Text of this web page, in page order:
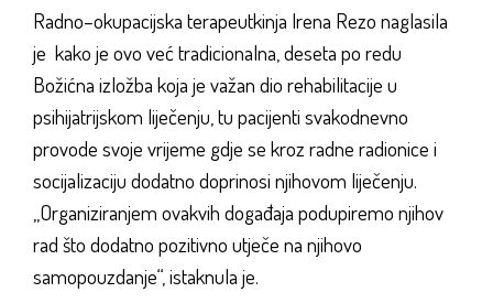
Radno–okupacijska terapeutkinja Irena Rezo naglasila
je kako je ovo već tradicionalna, deseta po redu
Božićna izložba koja je važan dio rehabilitacije u
psihijatrijskom liječenju, tu pacijenti svakodnevno
provode svoje vrijeme gdje se kroz radne radionice i
socijalizaciju dodatno doprinosi njihovom liječenju.
„Organiziranjem ovakvih događaja podupiremo njihov
rad što dodatno pozitivno utječe na njihovo
samopouzdanje“, istaknula je.